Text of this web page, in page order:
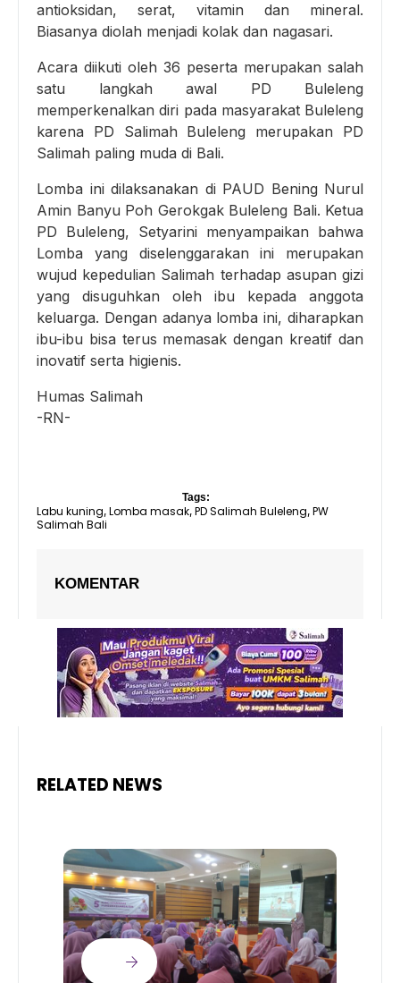
antioksidan, serat, vitamin dan mineral.
Biasanya diolah menjadi kolak dan nagasari.
Acara diikuti oleh 36 peserta merupakan salah
satu langkah awal PD Buleleng
memperkenalkan diri pada masyarakat Buleleng
karena PD Salimah Buleleng merupakan PD
Salimah paling muda di Bali.
Lomba ini dilaksanakan di PAUD Bening Nurul
Amin Banyu Poh Gerokgak Buleleng Bali. Ketua
PD Buleleng, Setyarini menyampaikan bahwa
Lomba yang diselenggarakan ini merupakan
wujud kepedulian Salimah terhadap asupan gizi
yang disuguhkan oleh ibu kepada anggota
keluarga. Dengan adanya lomba ini, diharapkan
ibu-ibu bisa terus memasak dengan kreatif dan
inovatif serta higienis.
Humas Salimah
-RN-
Tags:
Labu kuning, Lomba masak, PD Salimah Buleleng, PW
Salimah Bali
KOMENTAR
RELATED NEWS